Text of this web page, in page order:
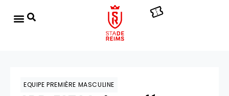
EQUIPE PREMIÈRE MASCULINE